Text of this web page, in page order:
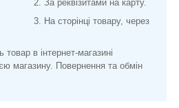
на карту.
товару, через
товар в інтернет-магазині
магазину. Повернення та обмін